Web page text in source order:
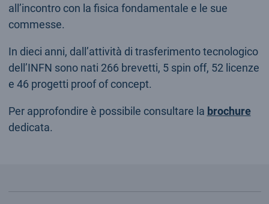
all’incontro con la fisica fondamentale e le sue
commesse.
In dieci anni, dall’attività di trasferimento tecnologico
dell’INFN sono nati 266 brevetti, 5 spin off, 52 licenze
e 46 progetti proof of concept.
Per approfondire è possibile consultare la brochure
dedicata.